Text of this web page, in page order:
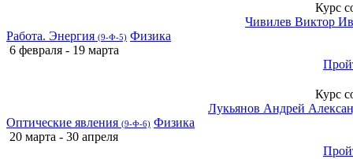
Курс
Чивилев Виктор
Работа. Энергия (9-Ф-5) Физика
6 февраля - 19 марта
Курс
Лукьянов Андрей
Оптические явления (9-Ф-6) Физика
20 марта - 30 апреля